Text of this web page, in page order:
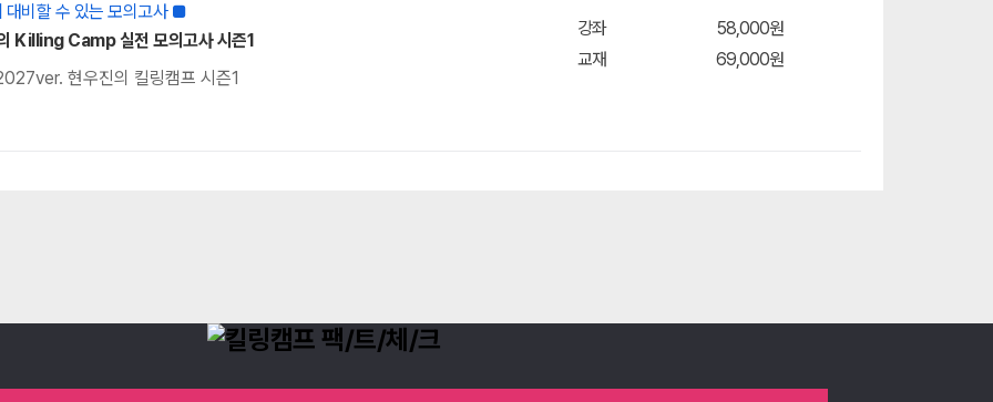
비할 수 있는 모의고사 ■
Killing Camp 실전 모의고사 시즌1
현우진의 킬링캠프 시즌1
강좌
58,000원
교재
69,000원